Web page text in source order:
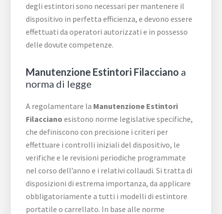
degli estintori sono necessari per mantenere il
dispositivo in perfetta efficienza, e devono essere
effettuati da operatori autorizzati e in possesso
delle dovute competenze.
Manutenzione Estintori Filacciano a
norma di legge
A regolamentare la Manutenzione Estintori
Filacciano esistono norme legislative specifiche,
che definiscono con precisione i criteri per
effettuare i controlli iniziali del dispositivo, le
verifiche e le revisioni periodiche programmate
nel corso dell’anno e i relativi collaudi. Si tratta di
disposizioni di estrema importanza, da applicare
obbligatoriamente a tutti i modelli di estintore
portatile o carrellato. In base alle norme